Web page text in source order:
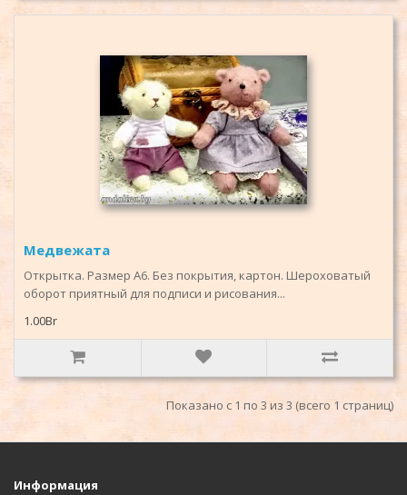
Медвежата
Открытка. Размер А6. Без покрытия, картон. Шероховатый
оборот приятный для подписи и рисования...
1.00Br
Показано с 1 по 3 из 3 (всего 1 страниц)
Информация